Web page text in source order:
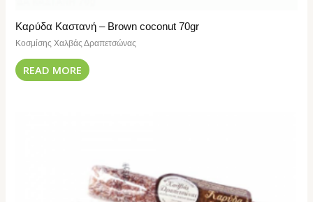
Καρύδα Καστανή – Brown coconut 70gr
Κοσμίσης Χαλβάς Δραπετσώνας
READ MORE